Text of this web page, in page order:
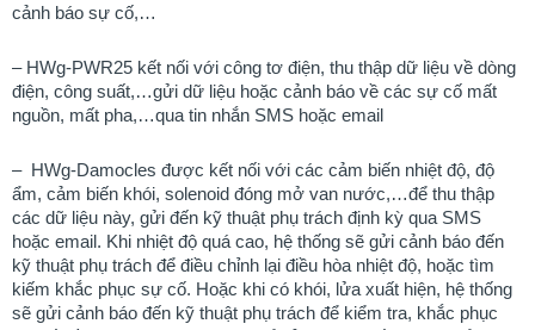
cảnh báo sự cố,…
– HWg-PWR25 kết nối với công tơ điện, thu thập dữ liệu về dòng
điện, công suất,…gửi dữ liệu hoặc cảnh báo về các sự cố mất
nguồn, mất pha,…qua tin nhắn SMS hoặc email
– HWg-Damocles được kết nối với các cảm biến nhiệt độ, độ
ẩm, cảm biến khói, solenoid đóng mở van nước,…để thu thập
các dữ liệu này, gửi đến kỹ thuật phụ trách định kỳ qua SMS
hoặc email. Khi nhiệt độ quá cao, hệ thống sẽ gửi cảnh báo đến
kỹ thuật phụ trách để điều chỉnh lại điều hòa nhiệt độ, hoặc tìm
kiếm khắc phục sự cố. Hoặc khi có khói, lửa xuất hiện, hệ thống
sẽ gửi cảnh báo đến kỹ thuật phụ trách để kiểm tra, khắc phục